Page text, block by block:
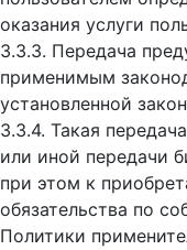
оказания услуги
3.3.3. Передача
применимым
установленной
3.3.4. Такая
или иной передачи
при этом к
обязательства по
Политики